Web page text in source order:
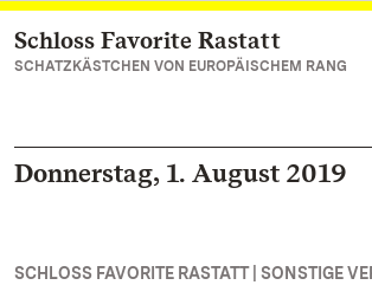
Zum Hauptinhalt springen
Schloss Favorite Rastatt
SCHATZKÄSTCHEN VON EUROPÄISCHEM RANG
Donnerstag, 1. August 2019
SCHLOSS FAVORITE RASTATT | SONSTIGE